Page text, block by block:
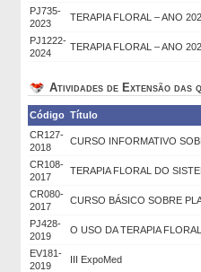
PJ735-
2023
TERAPIA FLORAL – ANO
PJ1222-
2024
TERAPIA FLORAL – ANO
Atividades de Extensão das
Código Título
CR127-
2018
CURSO INFORMATIVO
CR108-
2017
TERAPIA FLORAL DO
CR080-
2017
CURSO BÁSICO SOBRE
PJ428-
2019
O USO DA TERAPIA
EV181-
2019
III ExpoMed